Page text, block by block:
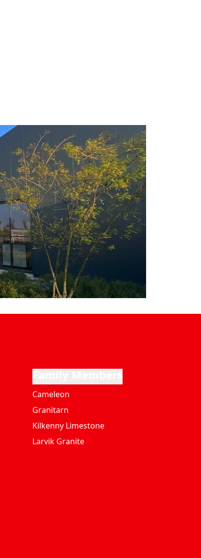
Cameleon
Granitarn
Kilkenny Limestone
Larvik Granite